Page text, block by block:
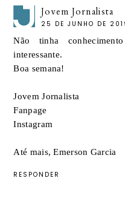
Jovem Jornalista
25 DE JUNHO DE
Não tinha
interessante.
Boa semana!
Jovem Jornalista
Fanpage
Instagram
Até mais, Emerson Garcia
RESPONDER